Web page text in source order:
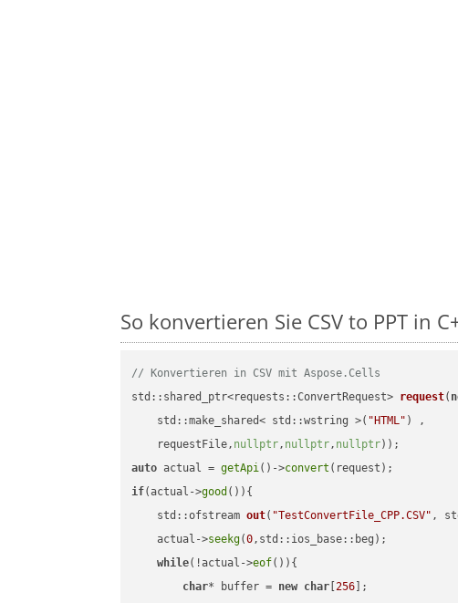
So konvertieren Sie CSV to PPT in
// Konvertieren in CSV mit Aspose.Cells
std::shared_ptr<requests::ConvertRequest> request(
    std::make_shared< std::wstring >(
"HTML" )
    requestFile,
nullptr, nullptr, nullptr))
auto actual = getApi()->convert
if(actual->good ()){
std::ofstream out( "TestConvertFile_CPP.CSV" ,
    actual->
seekg(0,std::ios_base::beg);
while(!actual->eof()){
char* buffer = new char [256 ];